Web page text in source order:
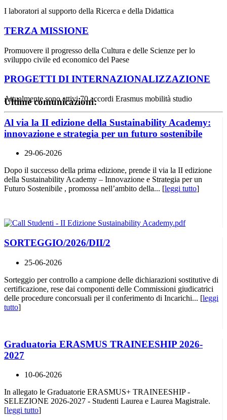
I laboratori al supporto della Ricerca e della Didattica
TERZA MISSIONE
Promuovere il progresso della Cultura e delle Scienze per lo
sviluppo civile ed economico del Paese
PROGETTI DI INTERNAZIONALIZZAZIONE
Attualmente sono attivi 70 accordi Erasmus mobilità studio
Ultime comunicazioni:
Al via la II edizione della Sustainability Academy:
innovazione e strategia per un futuro sostenibile
29-06-2026
Dopo il successo della prima edizione, prende il via la II edizione
della Sustainability Academy – Innovazione e Strategia per un
Futuro Sostenibile , promossa nell’ambito della... [leggi tutto]
SORTEGGIO/2026/DII/2
25-06-2026
Sorteggio per controllo a campione delle dichiarazioni sostitutive di
certificazione, rese dai componenti delle Commissioni giudicatrici
delle procedure concorsuali per il conferimento di Incarichi... [leggi
tutto]
Graduatoria ERASMUS TRAINEESHIP 2026-
2027
10-06-2026
In allegato le Graduatorie ERASMUS+ TRAINEESHIP -
SELEZIONE 2026-2027 - Studenti Laurea e Laurea Magistrale.
[leggi tutto]